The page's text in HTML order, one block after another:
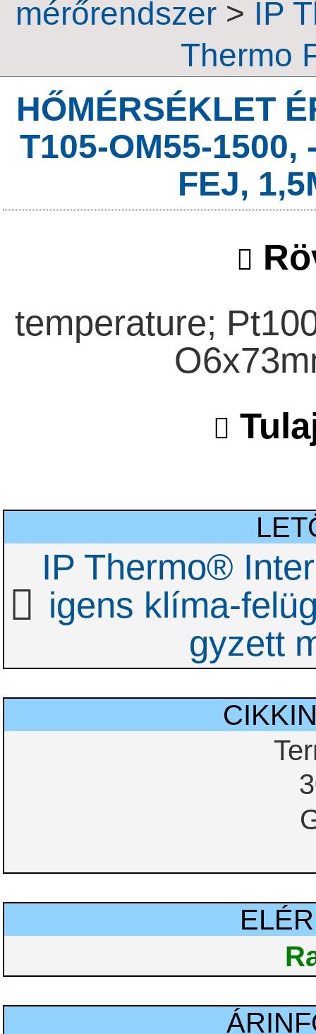
mérőrendszer> IP
Thermo
HŐMÉRSÉKLET
T105-OM55-1500,
FEJ,
temperature;
IP Thermo®
igens klíma-
gyzett